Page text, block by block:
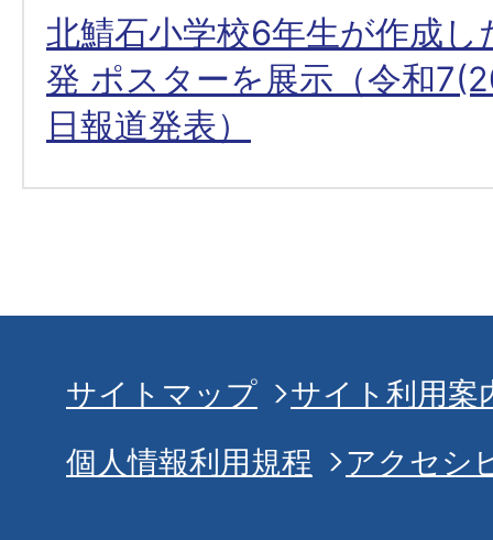
北鯖石小学校6年生が作成し
発 ポスターを展示（令和
日報道発表）
サイトマップ
サイト利用案
個人情報利用規程
アクセシ